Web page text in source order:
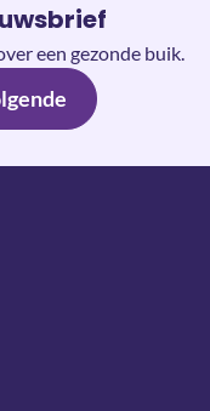
een gezonde buik.